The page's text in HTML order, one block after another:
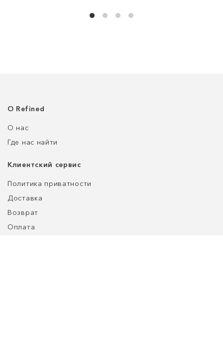
О Refined
О нас
Где нас найти
Клиентский сервис
Политика приватности
Доставка
Возврат
Оплата